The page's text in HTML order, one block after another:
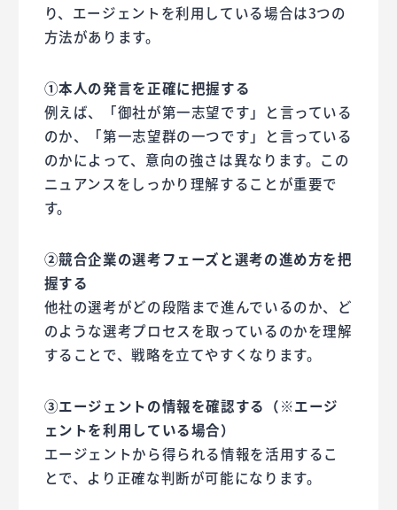
り、エージェントを利用している場合は3つの
方法があります。
①本人の発言を正確に把握する
例えば、「御社が第一志望です」と言っている
のか、「第一志望群の一つです」と言っている
のかによって、意向の強さは異なります。この
ニュアンスをしっかり理解することが重要で
す。
②競合企業の選考フェーズと選考の進め方を把
握する
他社の選考がどの段階まで進んでいるのか、ど
のような選考プロセスを取っているのかを理解
することで、戦略を立てやすくなります。
③エージェントの情報を確認する（※エージ
ェントを利用している場合）
エージェントから得られる情報を活用するこ
とで、より正確な判断が可能になります。